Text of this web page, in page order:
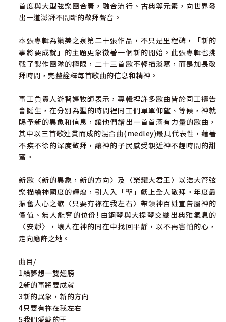
首度與大型弦樂團合奏，融合流行、古典等元素，向世界發
出一道澎湃不間斷的敬拜聲音。
本張專輯為讚美之泉第二十張作品，不只是里程碑，「新的
事將要成就」的主題更象徵著一個新的開始。此張專輯也挑
戰了製作團隊的極限，二十三首歌不輕描淡寫，而是加長敬
拜時間，完整詮釋每首歌曲的信息和精神。
事工負責人游智婷牧師表示，專輯裡許多歌曲皆於同工禱告
會誕生，在分別為聖的時間裡同工們單單仰望、等候，神就
賜予新的異象和信息，讓他們譜出一首首滿有力量的歌曲，
其中以三首歌連貫而成的混合曲(medley)最具代表性，藉著
不疾不徐的深度敬拜，讓神的子民感受親近神不趕時間的甜
蜜。
新歌〈新的異象，新的方向〉及〈榮耀大君王〉以浩大管弦
樂描繪神國度的輝煌，引人入「聖」獻上全人敬拜。年度最
振奮人心之歌〈只要有祢在我左右〉帶領神百姓宣告屬神的
價值、無人能奪的位份! 由鋼琴與大提琴交織出典雅氣息的
〈安靜〉，讓人在神的同在中找回平靜，以不再害怕的心，
走向應許之地。
曲目/
1給夢想一雙翅膀
2新的事將要成就
3新的異象，新的方向
4只要有祢在我左右
5我們愛戴的王